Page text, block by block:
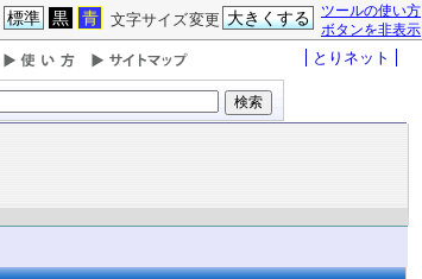
ツールの使い方
ボタンを非表示
文字サイズ変更 大きくする
標準 黒 青
とりネット